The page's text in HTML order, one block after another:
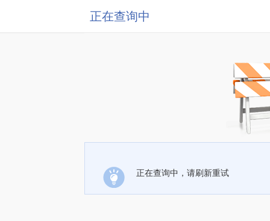
正在查询中
正在查询中，请刷新重试